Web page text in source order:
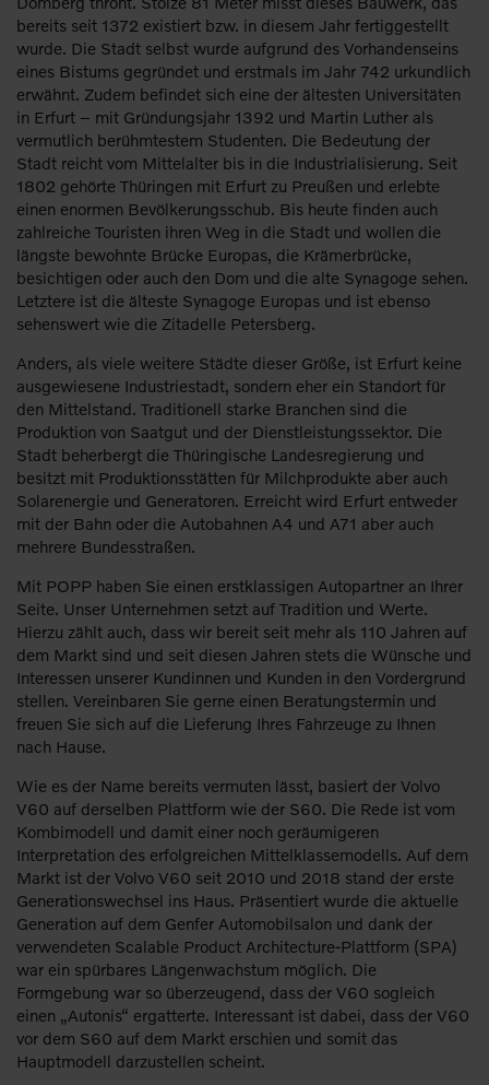
bereits seit 1372 existiert bzw. in diesem Jahr fertiggestellt
wurde. Die Stadt selbst wurde aufgrund des Vorhandenseins
eines Bistums gegründet und erstmals im Jahr 742 urkundlich
erwähnt. Zudem befindet sich eine der ältesten Universitäten
in Erfurt – mit Gründungsjahr 1392 und Martin Luther als
vermutlich berühmtestem Studenten. Die Bedeutung der
Stadt reicht vom Mittelalter bis in die Industrialisierung. Seit
1802 gehörte Thüringen mit Erfurt zu Preußen und erlebte
einen enormen Bevölkerungsschub. Bis heute finden auch
zahlreiche Touristen ihren Weg in die Stadt und wollen die
längste bewohnte Brücke Europas, die Krämerbrücke,
besichtigen oder auch den Dom und die alte Synagoge sehen.
Letztere ist die älteste Synagoge Europas und ist ebenso
sehenswert wie die Zitadelle Petersberg.
Anders, als viele weitere Städte dieser Größe, ist Erfurt keine
ausgewiesene Industriestadt, sondern eher ein Standort für
den Mittelstand. Traditionell starke Branchen sind die
Produktion von Saatgut und der Dienstleistungssektor. Die
Stadt beherbergt die Thüringische Landesregierung und
besitzt mit Produktionsstätten für Milchprodukte aber auch
Solarenergie und Generatoren. Erreicht wird Erfurt entweder
mit der Bahn oder die Autobahnen A4 und A71 aber auch
mehrere Bundesstraßen.
Mit POPP haben Sie einen erstklassigen Autopartner an Ihrer
Seite. Unser Unternehmen setzt auf Tradition und Werte.
Hierzu zählt auch, dass wir bereit seit mehr als 110 Jahren auf
dem Markt sind und seit diesen Jahren stets die Wünsche und
Interessen unserer Kundinnen und Kunden in den Vordergrund
stellen. Vereinbaren Sie gerne einen Beratungstermin und
freuen Sie sich auf die Lieferung Ihres Fahrzeuge zu Ihnen
nach Hause.
Wie es der Name bereits vermuten lässt, basiert der Volvo
V60 auf derselben Plattform wie der S60. Die Rede ist vom
Kombimodell und damit einer noch geräumigeren
Interpretation des erfolgreichen Mittelklassemodells. Auf dem
Markt ist der Volvo V60 seit 2010 und 2018 stand der erste
Generationswechsel ins Haus. Präsentiert wurde die aktuelle
Generation auf dem Genfer Automobilsalon und dank der
verwendeten Scalable Product Architecture-Plattform (SPA)
war ein spürbares Längenwachstum möglich. Die
Formgebung war so überzeugend, dass der V60 sogleich
einen „Autonis“ ergatterte. Interessant ist dabei, dass der V60
vor dem S60 auf dem Markt erschien und somit das
Hauptmodell darzustellen scheint.